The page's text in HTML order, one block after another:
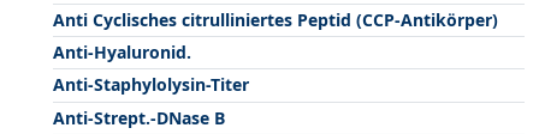
Anti Cyclisches citrulliniertes Peptid (CCP-Antikörper)
Anti-Hyaluronid.
Anti-Staphylolysin-Titer
Anti-Strept.-DNase B